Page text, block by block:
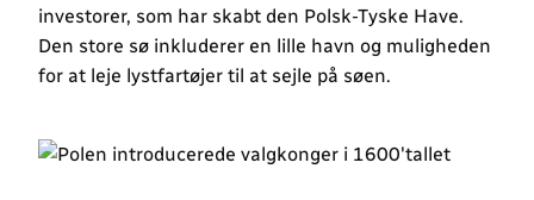
investorer, som har skabt den Polsk-Tyske Have.
Den store sø inkluderer en lille havn og muligheden
for at leje lystfartøjer til at sejle på søen.